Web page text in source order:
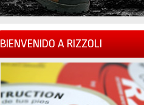
BIENVENIDO A RIZZOLI